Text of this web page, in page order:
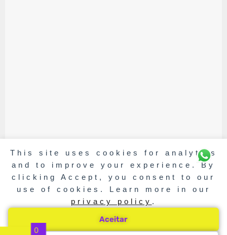
This site uses cookies for analytics
and to improve your experience. By
clicking Accept, you consent to our
use of cookies. Learn more in our
privacy policy .
Aceitar
0